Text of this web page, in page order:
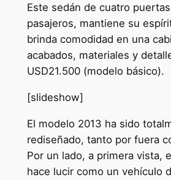
Este sedán de cuatro
pasajeros, mantiene su
brinda comodidad en una
acabados, materiales y
USD21.500 (modelo básico).
[slideshow]
El modelo 2013 ha sido
rediseñado, tanto por fuera
Por un lado, a primera vista,
hace lucir como un vehículo